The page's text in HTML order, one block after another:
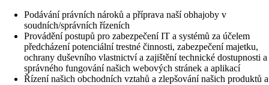
Podávání právních nároků a příprava naší obhajoby v
soudních/správních řízeních
Provádění postupů pro zabezpečení IT a systémů za účelem
předcházení potenciální trestné činnosti, zabezpečení majetku,
ochrany duševního vlastnictví a zajištění technické dostupnosti a
správného fungování našich webových stránek a aplikací
Řízení našich obchodních vztahů a zlepšování našich produktů a